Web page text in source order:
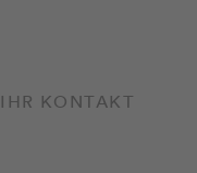
IHR KONTAKT